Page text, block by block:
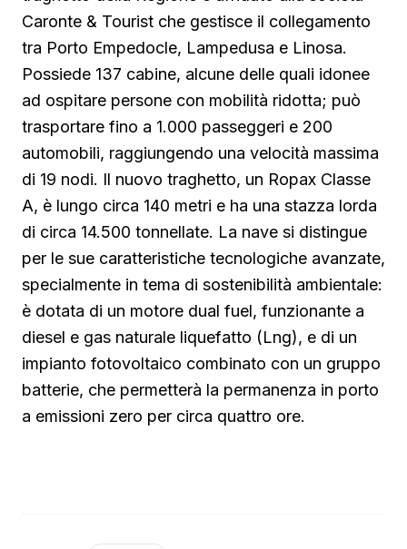
Caronte & Tourist che gestisce il collegamento
tra Porto Empedocle, Lampedusa e Linosa.
Possiede 137 cabine, alcune delle quali idonee
ad ospitare persone con mobilità ridotta; può
trasportare fino a 1.000 passeggeri e 200
automobili, raggiungendo una velocità massima
di 19 nodi. Il nuovo traghetto, un Ropax Classe
A, è lungo circa 140 metri e ha una stazza lorda
di circa 14.500 tonnellate. La nave si distingue
per le sue caratteristiche tecnologiche avanzate,
specialmente in tema di sostenibilità ambientale:
è dotata di un motore dual fuel, funzionante a
diesel e gas naturale liquefatto (Lng), e di un
impianto fotovoltaico combinato con un gruppo
batterie, che permetterà la permanenza in porto
a emissioni zero per circa quattro ore.